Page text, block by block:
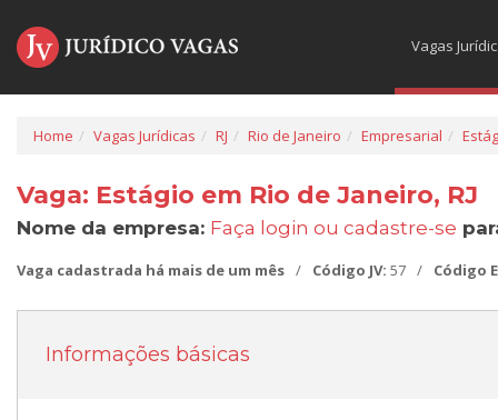
Vagas
Home Vagas Jurídicas RJ Rio de Janeiro Empresarial
Vaga: Estágio em Rio de Janeiro, RJ
Nome da empresa: Faça login ou cadastre-se
Vaga cadastrada há mais de um mês / Código JV: 57 / Código
Informações básicas